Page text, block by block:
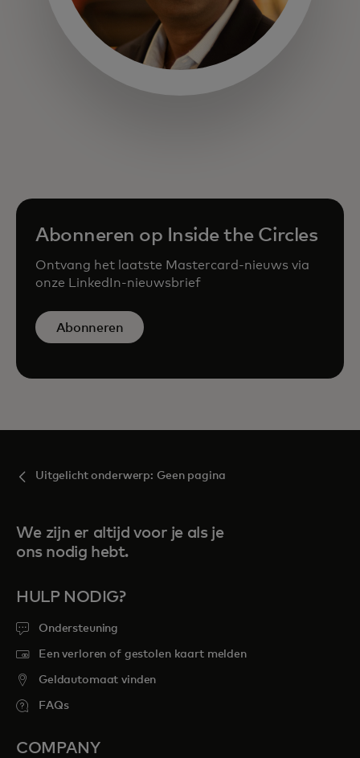
opens in a new tab
Abonneren op Inside the Circles
Ontvang het laatste Mastercard-nieuws via
onze LinkedIn-nieuwsbrief
Abonneren
Uitgelicht onderwerp: Geen pagina
We zijn er altijd voor je als je
ons nodig hebt.
HULP NODIG?
Ondersteuning
Een verloren of gestolen kaart melden
Geldautomaat vinden
FAQs
COMPANY